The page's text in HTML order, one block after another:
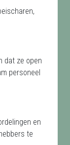
dat ze open
personeel
en
te